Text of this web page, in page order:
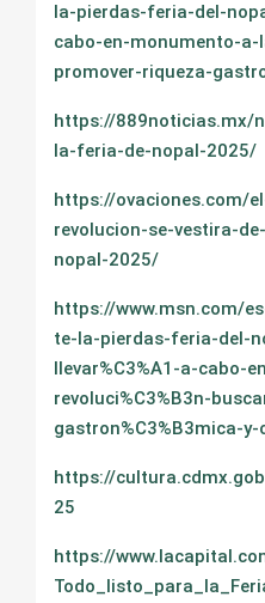
la-pierdas-feria-del-
cabo-en-monumento-
promover-riqueza-
https://889noticias.mx/
la-feria-de-nopal-2025/
https://ovaciones.com/
revolucion-se-vestira-
nopal-2025/
https://www.msn.com/
te-la-pierdas-feria-del-
llevar%C3%A1-a-cabo-
revoluci%C3%B3n-
gastron%C3%B3mica-
https://
25
https://